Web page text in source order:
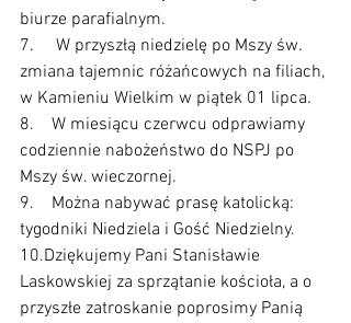
biurze parafialnym.
7.     W przyszłą niedzielę po Mszy św.
zmiana tajemnic różańcowych na filiach,
w Kamieniu Wielkim w piątek 01 lipca.
8.    W miesiącu czerwcu odprawiamy
codziennie nabożeństwo do NSPJ po
Mszy św. wieczornej.
9.    Można nabywać prasę katolicką:
tygodniki Niedziela i Gość Niedzielny.
10.Dziękujemy Pani Stanisławie
Laskowskiej za sprzątanie kościoła, a o
przyszłe zatroskanie poprosimy Panią